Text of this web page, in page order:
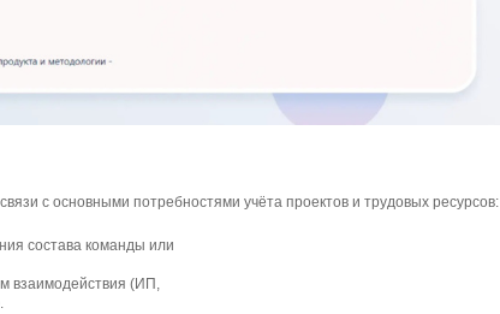
с основными потребностями учёта проектов и трудовых ресурсов:
состава команды или
взаимодействия (ИП,